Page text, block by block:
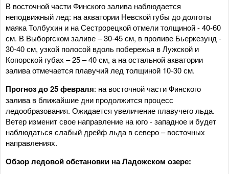
В восточной части Финского залива наблюдается
неподвижный лед: на акватории Невской губы до долготы
маяка Толбухин и на Сестрорецкой отмели толщиной - 40-60
см. В Выборгском заливе – 30-45 см, в проливе Бьеркезунд -
30-40 см, узкой полосой вдоль побережья в Лужской и
Копорской губах – 25 – 40 см, а на остальной акватории
залива отмечается плавучий лед толщиной 10-30 см.
Прогноз до 25 февраля: на восточной части Финского
залива в ближайшие дни продолжится процесс
ледообразования. Ожидается увеличение плавучего льда.
Ветер изменит свое направление на юго - западное и будет
наблюдаться слабый дрейф льда в северо – восточных
направлениях.
Обзор ледовой обстановки на Ладожском озере: